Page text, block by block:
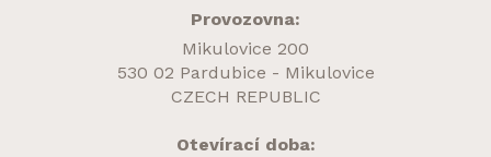
Provozovna:
Mikulovice 200
530 02 Pardubice - Mikulovice
CZECH REPUBLIC
Otevírací doba: